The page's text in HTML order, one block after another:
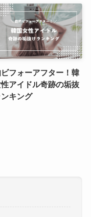
フォーアフター！韓
性アイドル奇跡の垢抜
キング